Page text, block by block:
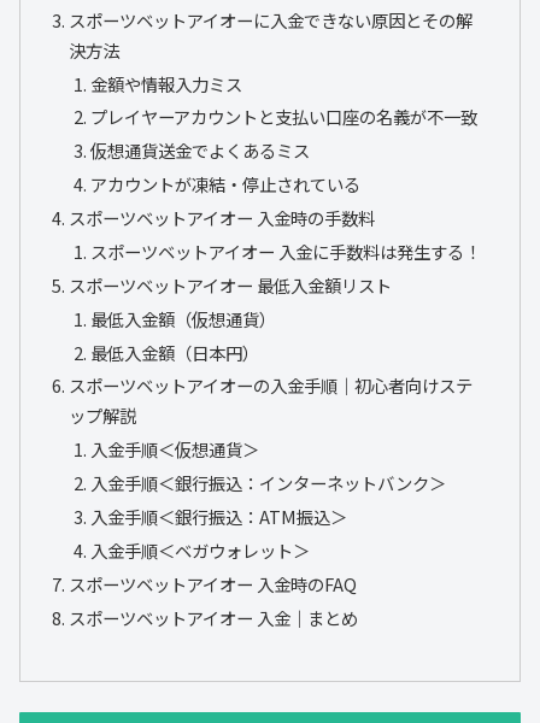
スポーツベットアイオーに入金できない原因とその解
決方法
金額や情報入力ミス
プレイヤーアカウントと支払い口座の名義が不一致
仮想通貨送金でよくあるミス
アカウントが凍結・停止されている
スポーツベットアイオー 入金時の手数料
スポーツベットアイオー 入金に手数料は発生する！
スポーツベットアイオー 最低入金額リスト
最低入金額（仮想通貨）
最低入金額（日本円）
スポーツベットアイオーの入金手順｜初心者向けステ
ップ解説
入金手順＜仮想通貨＞
入金手順＜銀行振込：インターネットバンク＞
入金手順＜銀行振込：ATM振込＞
入金手順＜ベガウォレット＞
スポーツベットアイオー 入金時のFAQ
スポーツベットアイオー 入金｜まとめ